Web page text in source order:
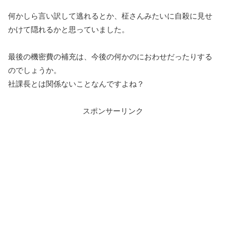
何かしら言い訳して逃れるとか、柾さんみたいに自殺に見せ
かけて隠れるかと思っていました。
最後の機密費の補充は、今後の何かのにおわせだったりする
のでしょうか。
社課長とは関係ないことなんですよね？
スポンサーリンク